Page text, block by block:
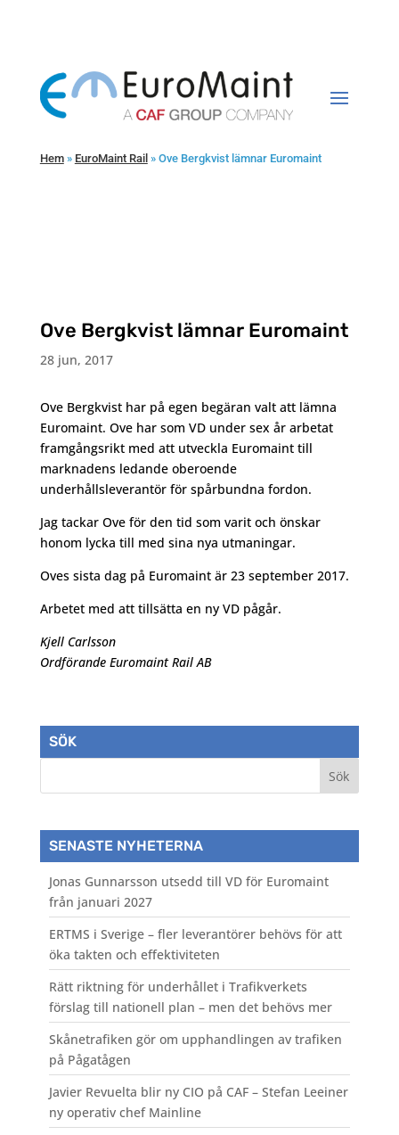
Hem» EuroMaint Rail » Ove Bergkvist lämnar Euromaint
Ove Bergkvist lämnar Euromaint
28 jun, 2017
Ove Bergkvist har på egen begäran valt att lämna
Euromaint. Ove har som VD under sex år arbetat
framgångsrikt med att utveckla Euromaint till
marknadens ledande oberoende
underhållsleverantör för spårbundna fordon.
Jag tackar Ove för den tid som varit och önskar
honom lycka till med sina nya utmaningar.
Oves sista dag på Euromaint är 23 september 2017.
Arbetet med att tillsätta en ny VD pågår.
Kjell Carlsson
Ordförande Euromaint Rail AB
SÖK
SENASTE NYHETERNA
Jonas Gunnarsson utsedd till VD för Euromaint
från januari 2027
ERTMS i Sverige – fler leverantörer behövs för att
öka takten och effektiviteten
Rätt riktning för underhållet i Trafikverkets
förslag till nationell plan – men det behövs mer
Skånetrafiken gör om upphandlingen av trafiken
på Pågatågen
Javier Revuelta blir ny CIO på CAF – Stefan Leeiner
ny operativ chef Mainline